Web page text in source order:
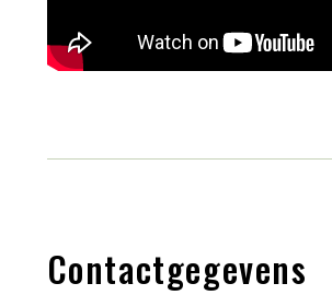
Contactgegevens